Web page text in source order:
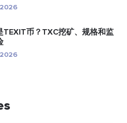
TEXIT币？TXC挖矿、规格和监